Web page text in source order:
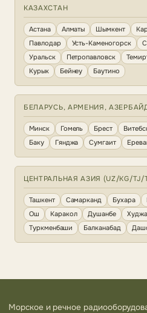
КАЗАХСТАН
Астана Алматы Шымкент
Павлодар
Усть-Каменогорск
Уральск
Петропавловск
Курык
Бейнеу Баутино
БЕЛАРУСЬ, АРМЕНИЯ,
Минск Гомель Брест
Баку
Гянджа Сумгаит
ЦЕНТРАЛЬНАЯ АЗИЯ (UZ/KG/TJ/
Ташкент Самарканд Бухара
Ош
Каракол Душанбе
Туркменбаши
Балканабад
Морское и речное